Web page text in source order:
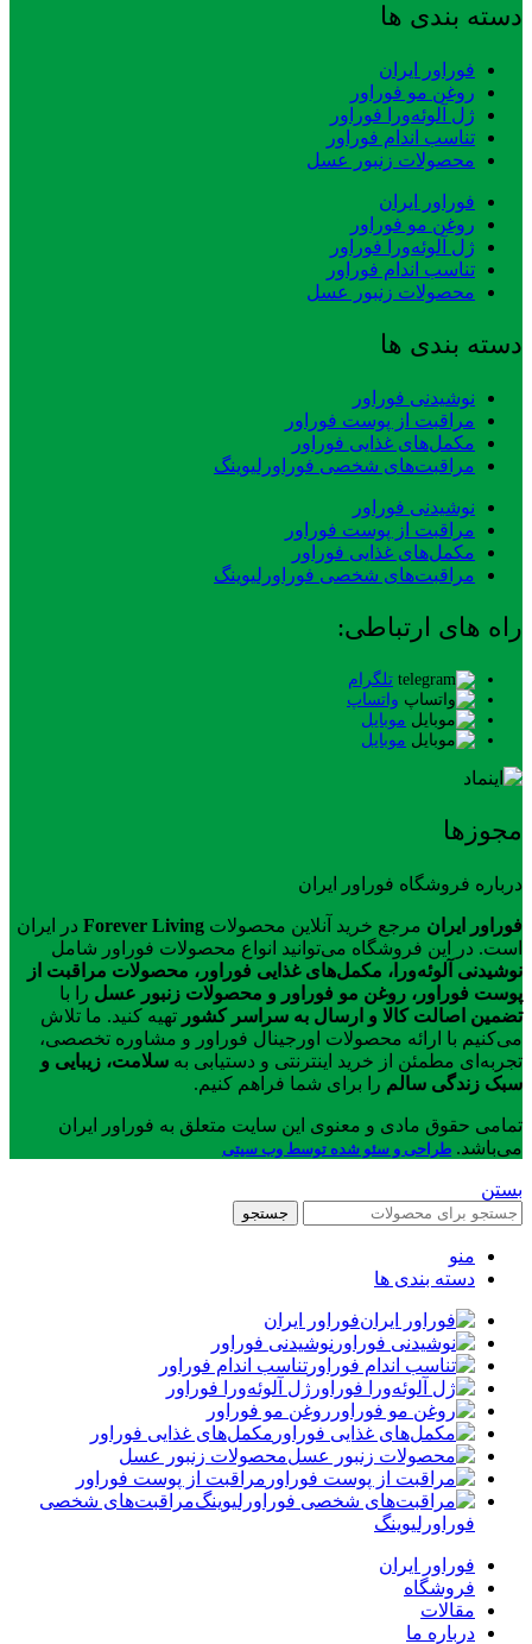
دسته بندی ها
فوراور ایران
روغن مو فوراور
ژل آلوئه‌ورا فوراور
تناسب اندام فوراور
محصولات زنبور عسل
فوراور ایران
روغن مو فوراور
ژل آلوئه‌ورا فوراور
تناسب اندام فوراور
محصولات زنبور عسل
دسته بندی ها
نوشیدنی فوراور
مراقبت از پوست فوراور
مکمل‌های غذایی فوراور
مراقبت‌های شخصی فوراورلیوینگ
نوشیدنی فوراور
مراقبت از پوست فوراور
مکمل‌های غذایی فوراور
مراقبت‌های شخصی فوراورلیوینگ
راه های ارتباطی:
تلگرام
واتساپ
موبایل
موبایل
مجوزها
درباره فروشگاه فوراور ایران
فوراور ایران مرجع خرید آنلاین محصولات Forever Living در ایران
است. در این فروشگاه می‌توانید انواع محصولات فوراور شامل
نوشیدنی آلوئه‌ورا، مکمل‌های غذایی فوراور، محصولات مراقبت از
پوست فوراور، روغن مو فوراور و محصولات زنبور عسل را با
تضمین اصالت کالا و ارسال به سراسر کشور تهیه کنید. ما تلاش
می‌کنیم با ارائه محصولات اورجینال فوراور و مشاوره تخصصی،
تجربه‌ای مطمئن از خرید اینترنتی و دستیابی به سلامت، زیبایی و
سبک زندگی سالم را برای شما فراهم کنیم.
تمامی حقوق مادی و معنوی این سایت متعلق به فوراور ایران
می‌باشد. طراحی و سئو شده توسط وب سیتی
بستن
جستجو
منو
دسته بندی ها
فوراور ایران
نوشیدنی فوراور
تناسب اندام فوراور
ژل آلوئه‌ورا فوراور
روغن مو فوراور
مکمل‌های غذایی فوراور
محصولات زنبور عسل
مراقبت از پوست فوراور
مراقبت‌های شخصی
فوراورلیوینگ
فوراور ایران
فروشگاه
مقالات
درباره ما